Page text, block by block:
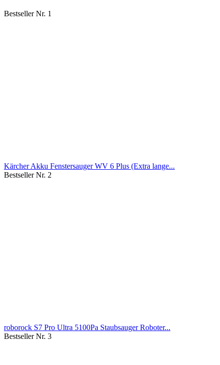
Bestseller Nr. 1
Kärcher Akku Fenstersauger WV 6 Plus (Extra lange...
Bestseller Nr. 2
roborock S7 Pro Ultra 5100Pa Staubsauger Roboter...
Bestseller Nr. 3